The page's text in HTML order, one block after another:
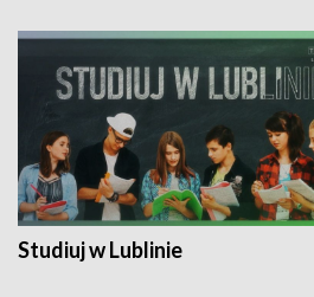
Studiuj w Lublinie